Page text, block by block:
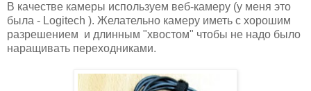
В качестве камеры используем веб-камеру (у меня это
была - Logitech ). Желательно камеру иметь с хорошим
разрешением и длинным "хвостом" чтобы не надо было
наращивать переходниками.